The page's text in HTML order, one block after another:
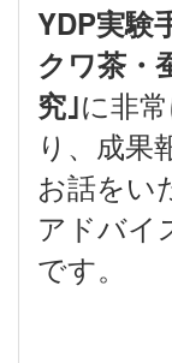
YDP実験
クワ茶・
究｣に非
り、成果
お話をい
アドバイ
です。